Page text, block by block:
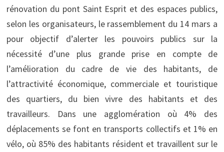
rénovation du pont Saint Esprit et des espaces publics,
selon les organisateurs, le rassemblement du 14 mars a
pour objectif d’alerter les pouvoirs publics sur la
nécessité d’une plus grande prise en compte de
l’amélioration du cadre de vie des habitants, de
l’attractivité économique, commerciale et touristique
des quartiers, du bien vivre des habitants et des
travailleurs. Dans une agglomération où 4% des
déplacements se font en transports collectifs et 1% en
vélo, où 85% des habitants résident et travaillent sur le